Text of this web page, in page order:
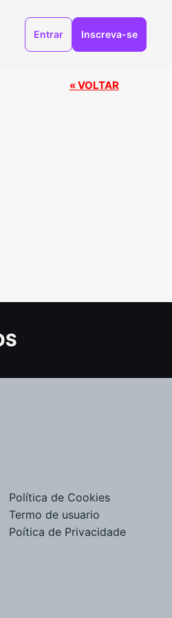
Entrar Inscreva-se
« VOLTAR
Política de Cookies
Termo de usuario
Poítica de Privacidade